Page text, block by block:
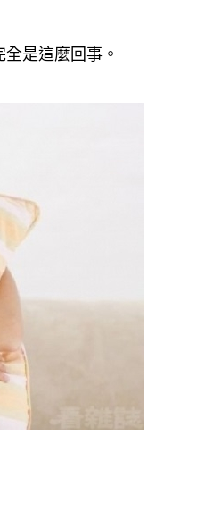
是這麼回事。